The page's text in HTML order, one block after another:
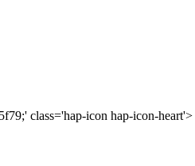
class='hap-icon hap-icon-heart'>